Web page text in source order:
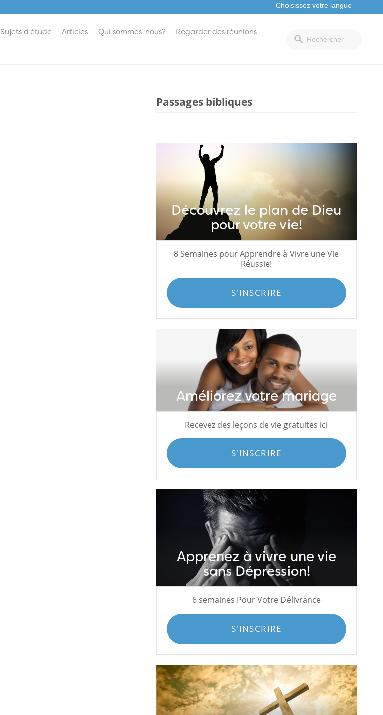
Sujets d’étude Articles Qui sommes-nous?
Regarder des réunions
Passages bibliques
Découvrez le plan de Dieu
pour votre vie!
8 Semaines pour Apprendre à Vivre une Vie
Réussie!
S'INSCRIRE
Améliorez votre mariage
Recevez des leçons de vie gratuites ici
S'INSCRIRE
Apprenez à vivre une vie
sans Dépression!
6 semaines Pour Votre Délivrance
S'INSCRIRE